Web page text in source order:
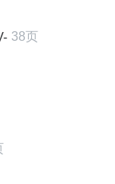
38页